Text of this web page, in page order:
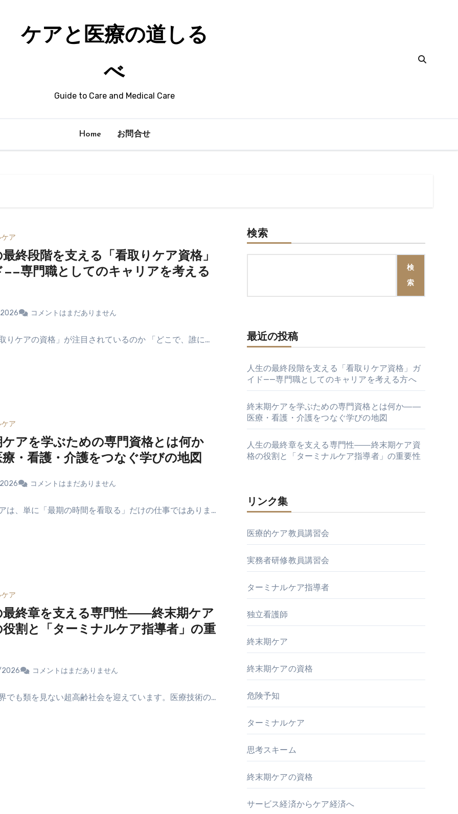
ケアと医療の道しる
べ
Guide to Care and Medical Care
Home お問合せ
ア
終段階を支える「看取りケア資格」
——専門職としてのキャリアを考える
コメントはまだありません
りケアの資格」が注目されているのか 「どこで、誰に…
ア
ケアを学ぶための専門資格とは何か
・看護・介護をつなぐ学びの地図
コメントはまだありません
は、単に「最期の時間を看取る」だけの仕事ではありま…
ア
最終章を支える専門性――終末期ケア
役割と「ターミナルケア指導者」の重
コメントはまだありません
でも類を見ない超高齢社会を迎えています。医療技術の…
検索
検
索
最近の投稿
人生の最終段階を支える「看取りケア資格」ガ
イド——専門職としてのキャリアを考える方へ
終末期ケアを学ぶための専門資格とは何か――
医療・看護・介護をつなぐ学びの地図
人生の最終章を支える専門性――終末期ケア資
格の役割と「ターミナルケア指導者」の重要性
リンク集
医療的ケア教員講習会
実務者研修教員講習会
ターミナルケア指導者
独立看護師
終末期ケア
終末期ケアの資格
危険予知
ターミナルケア
思考スキーム
終末期ケアの資格
サービス経済からケア経済へ